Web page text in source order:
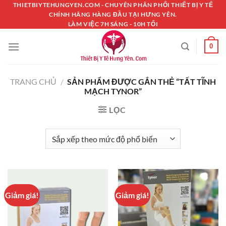
Chuyển
nội
dung
THIETBIYTEHUNGYEN.COM - CHUYÊN PHÂN PHỐI THIẾT BỊ Y TẾ
CHÍNH HÃNG HÀNG ĐẦU TẠI HƯNG YÊN.
LÀM VIỆC 7H SÁNG - 10H TỐI
0
TRANG CHỦ / SẢN PHẨM ĐƯỢC GẮN THẺ “TẤT TĨNH
MẠCH TYNOR”
LỌC
Giảm giá! Giảm giá!